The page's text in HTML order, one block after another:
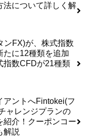
法について詳しく解
ンFX)が、株式指数
たに12種類を追加
指数CFDが21種類
アントへFintokei(フ
ャレンジプランの
紹介！クーポンコー
解説